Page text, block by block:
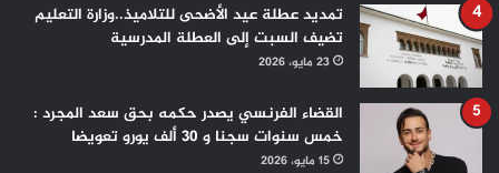
تمديد عطلة عيد الأضحى للتلاميذ..وزارة التعليم
تضيف السبت إلى العطلة المدرسية
23 مايو، 2026
القضاء الفرنسي يصدر حكمه بحق سعد المجرد :
خمس سنوات سجنا و 30 ألف يورو تعويضا
15 مايو، 2026